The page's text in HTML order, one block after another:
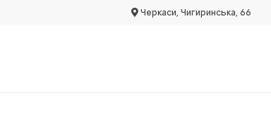
Черкаси, Чигиринська, 66